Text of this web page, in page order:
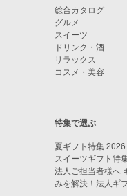
総合カタログ
グルメ
スイーツ
ドリンク・酒
リラックス
コスメ・美容
特集で選ぶ
夏ギフト特集 2026
スイーツギフト特
法人ご担当者様へ
みを解決！法人ギ